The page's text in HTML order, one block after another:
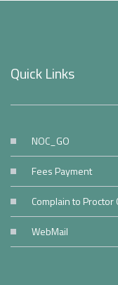
Quick Links
NOC_GO
Fees Payment
Complain to Proctor
WebMail